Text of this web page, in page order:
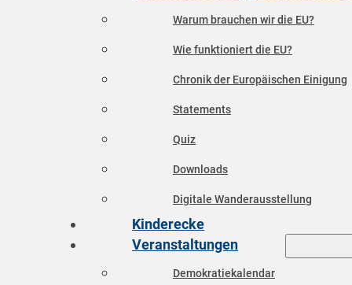
Warum brauchen wir die EU?
Wie funktioniert die EU?
Chronik der Europäischen Einigung
Statements
Quiz
Downloads
Digitale Wanderausstellung
Kinderecke
Veranstaltungen
Demokratiekalendar